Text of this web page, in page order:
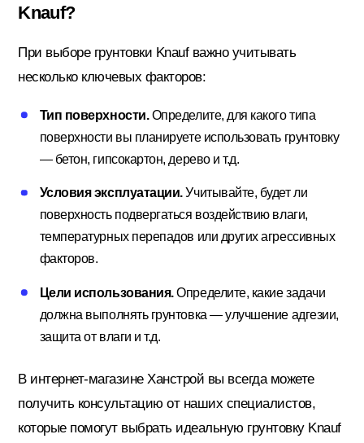
Knauf?
При выборе грунтовки Knauf важно учитывать
несколько ключевых факторов:
Тип поверхности.Определите, для какого типа
поверхности вы планируете использовать грунтовку
— бетон, гипсокартон, дерево и т.д.
Условия эксплуатации.Учитывайте, будет ли
поверхность подвергаться воздействию влаги,
температурных перепадов или других агрессивных
факторов.
Цели использования.Определите, какие задачи
должна выполнять грунтовка — улучшение адгезии,
защита от влаги и т.д.
В интернет-магазине Ханстрой вы всегда можете
получить консультацию от наших специалистов,
которые помогут выбрать идеальную грунтовку Knauf